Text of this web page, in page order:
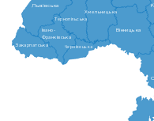
Вінницька
Закарпатська
Івано-
Франківська
Львівська
Тернопільська
Хмельницька
Чернівецька